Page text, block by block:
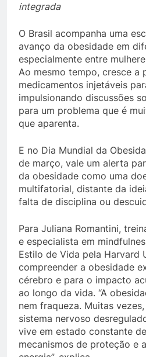
integrada
O Brasil acompanha uma
avanço da obesidade em
especialmente entre
Ao mesmo tempo, cresce a
medicamentos injetáveis
impulsionando discussões
para um problema que é
que aparenta.
E no Dia Mundial da
de março, vale um alerta
da obesidade como uma
multifatorial, distante da
falta de disciplina ou
Para Juliana Romantini,
e especialista em
Estilo de Vida pela Harvard
compreender a obesidade
cérebro e para o impacto
ao longo da vida. “A
nem fraqueza. Muitas
sistema nervoso
vive em estado constante
mecanismos de proteção e